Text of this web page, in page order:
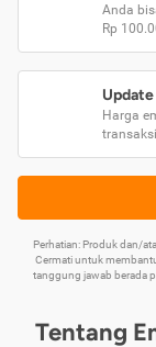
Anda
Rp
Harga
Perhatian: Produk dan/
Cermati untuk
tanggung jawab berada
Tentang